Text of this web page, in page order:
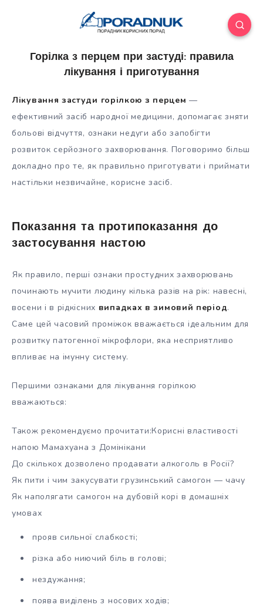
Горілка з перцем при застуді: правила
лікування і приготування
Лікування застуди горілкою з перцем —
ефективний засіб народної медицини, допомагає зняти
больові відчуття, ознаки недуги або запобігти
розвиток серйозного захворювання. Поговоримо більш
докладно про те, як правильно приготувати і приймати
настільки незвичайне,корисне засіб.
Показання та протипоказання до
застосування настою
Як правило, перші ознаки простудних захворювань
починають мучити людину кілька разів на рік: навесні,
восени і в рідкісних випадках в зимовий період.
Саме цей часовий проміжок вважається ідеальним для
розвитку патогенної мікрофлори, яка несприятливо
впливає на імунну систему.
Першими ознаками для лікування горілкою
вважаються:
Також рекомендуємо прочитати:Корисні властивості
напою Мамахуана з Домінікани
До скількох дозволено продавати алкоголь в Росії?
Як пити і чим закусувати грузинський самогон — чачу
Як наполягати самогон на дубовій корі в домашніх
умовах
прояв сильної слабкості;
різка або ниючий біль в голові;
нездужання;
поява виділень з носових ходів;